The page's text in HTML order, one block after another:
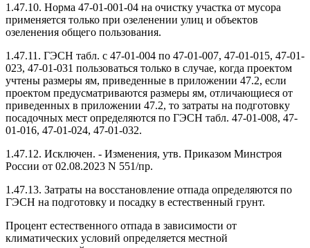
1.47.10. Норма 47-01-001-04 на очистку участка от мусора
применяется только при озеленении улиц и объектов
озеленения общего пользования.
1.47.11. ГЭСН табл. с 47-01-004 по 47-01-007, 47-01-015, 47-01-
023, 47-01-031 пользоваться только в случае, когда проектом
учтены размеры ям, приведенные в приложении 47.2, если
проектом предусматриваются размеры ям, отличающиеся от
приведенных в приложении 47.2, то затраты на подготовку
посадочных мест определяются по ГЭСН табл. 47-01-008, 47-
01-016, 47-01-024, 47-01-032.
1.47.12. Исключен. - Изменения, утв. Приказом Минстроя
России от 02.08.2023 N 551/пр.
1.47.13. Затраты на восстановление отпада определяются по
ГЭСН на подготовку и посадку в естественный грунт.
Процент естественного отпада в зависимости от
климатических условий определяется местной